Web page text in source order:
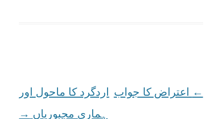
Post
← اعتراض کا جواب
اردگرد کا ماحول اور
ہماری مجبوریاں →